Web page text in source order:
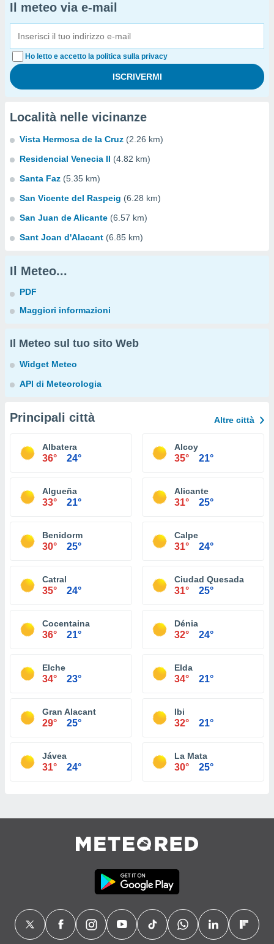
Il meteo via e-mail
Ho letto e accetto la politica sulla privacy
Località nelle vicinanze
Vista Hermosa de la Cruz (2.26 km)
Residencial Venecia II (4.82 km)
Santa Faz (5.35 km)
San Vicente del Raspeig (6.28 km)
San Juan de Alicante (6.57 km)
Sant Joan d'Alacant (6.85 km)
Il Meteo...
PDF
Maggiori informazioni
Il Meteo sul tuo sito Web
Widget Meteo
API di Meteorologia
Principali città Altre città
Albatera
36° 24°
Alcoy
35° 21°
Algueña
33° 21°
Alicante
31° 25°
Benidorm
30° 25°
Calpe
31° 24°
Catral
35° 24°
Ciudad Quesada
31° 25°
Cocentaina
36° 21°
Dénia
32° 24°
Elche
34° 23°
Elda
34° 21°
Gran Alacant
29° 25°
Ibi
32° 21°
Jávea
31° 24°
La Mata
30° 25°